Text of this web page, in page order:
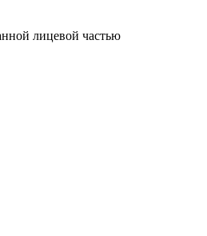
лицевой частью